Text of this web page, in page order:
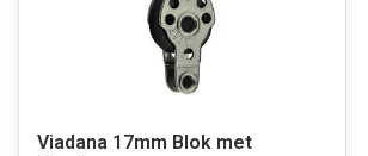
Viadana 17mm Blok met